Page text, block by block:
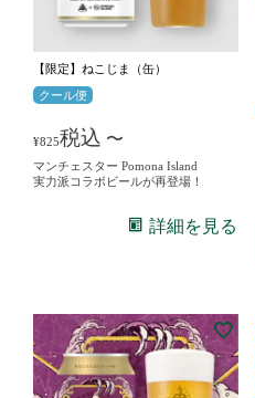
【限定】ねこじま（缶）
クール便
¥825税込 〜
マンチェスター Pomona Island
実力派コラボビールが再登場！
詳細を見る